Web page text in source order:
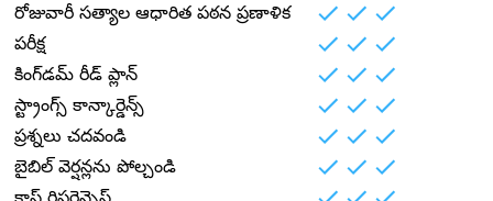
రోజువారీ సత్యాల ఆధారిత పఠన ప్రణాళిక
పరీక్ష
కింగ్‌డమ్ రీడ్ ప్లాన్
స్ట్రాంగ్స్ కాన్కార్డెన్స్
ప్రశ్నలు చదవండి
బైబిల్ వెర్షన్లను పోల్చండి
క్రాస్ రిఫరెన్సెస్